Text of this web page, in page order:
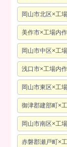
岡山市北区×工
美作市×工場内
岡山市中区×工
浅口市×工場内
岡山市東区×工
御津郡建部町×
岡山市南区×工
赤磐郡瀬戸町×